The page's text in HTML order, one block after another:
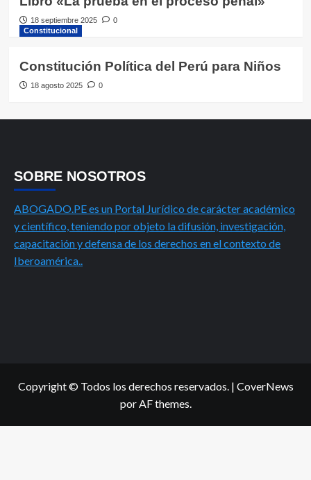
18 septiembre 2025
0
Constitucional
Constitución Política del Perú para Niños
18 agosto 2025 0
SOBRE NOSOTROS
ABOGADO.PE es un Portal Jurídico de carácter académico
y científico, teniendo por objeto la difusión, investigación,
capacitación y defensa de los derechos en el contexto de
Iberoamérica..
Copyright © Todos los derechos reservados. | CoverNews
por AF themes.